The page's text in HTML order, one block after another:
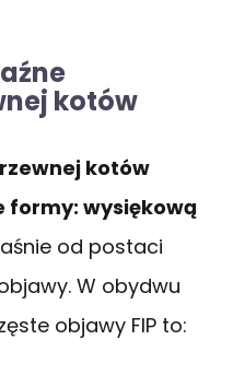
kotów
kotów
formy: wysiękową
od postaci
W obydwu
objawy FIP to: